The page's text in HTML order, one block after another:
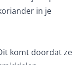
in je
komt doordat ze